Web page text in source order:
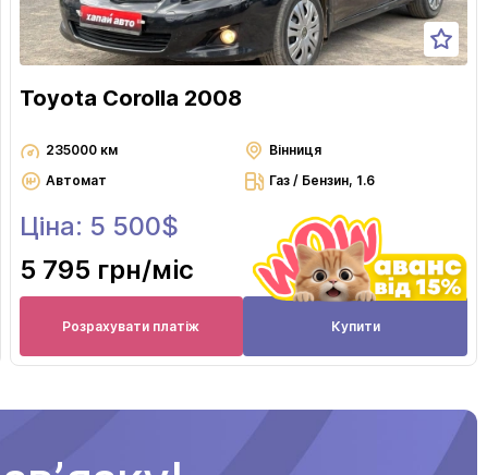
Toyota Corolla 2008
235000 км
Вінниця
Автомат
Газ / Бензин, 1.6
Ціна: 5 500$
5 795 грн/міс
Розрахувати платіж Купити